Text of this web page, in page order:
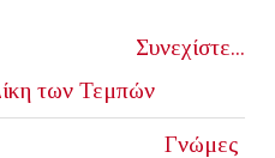
Συνεχίστε...
των Τεμπών
Γνώμες